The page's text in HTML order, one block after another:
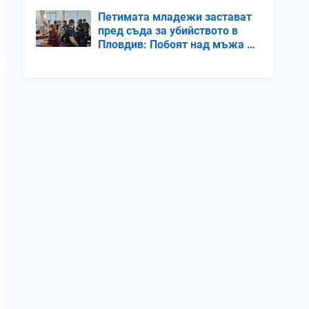
Петимата младежи застават
пред съда за убийството в
Пловдив: Побоят над мъжа е